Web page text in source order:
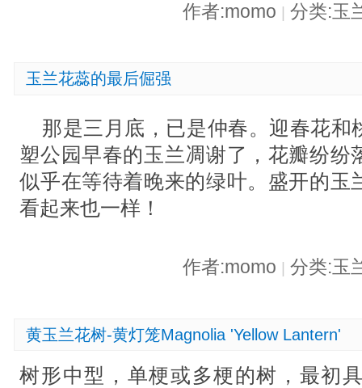
作者:momo 分类:玉
玉兰花蕊的最后倔强
那是三月底，已是仲春。迎春花和
塑公园早春的玉兰凋谢了，花瓣纷纷
似乎在等待着晚来的绿叶。盛开的玉
看起来也一样！
作者:momo 分类:玉
黄玉兰花树-黄灯笼Magnolia 'Yellow Lantern'
树形中型，单梗或多梗的树，最初